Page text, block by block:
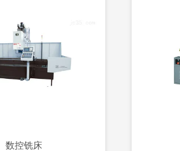
数控铣床